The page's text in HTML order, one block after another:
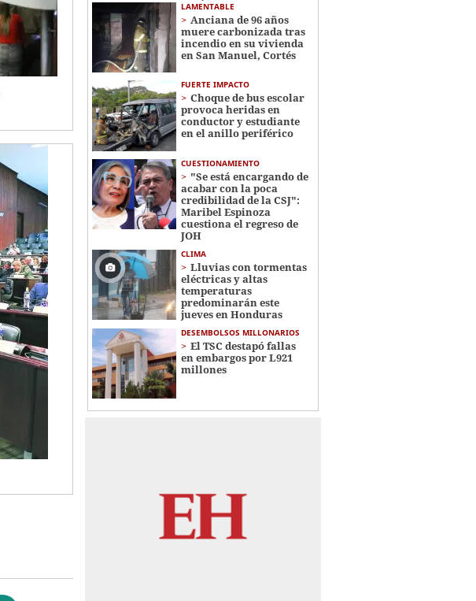
LAMENTABLE
Anciana de 96 años
muere carbonizada tras
incendio en su vivienda
en San Manuel, Cortés
FUERTE IMPACTO
Choque de bus escolar
provoca heridas en
conductor y estudiante
en el anillo periférico
CUESTIONAMIENTO
"Se está encargando de
acabar con la poca
credibilidad de la CSJ":
Maribel Espinoza
cuestiona el regreso de
JOH
CLIMA
Lluvias con tormentas
eléctricas y altas
temperaturas
predominarán este
jueves en Honduras
DESEMBOLSOS MILLONARIOS
El TSC destapó fallas
en embargos por L921
millones